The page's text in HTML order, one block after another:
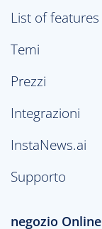
List of features
Temi
Prezzi
Integrazioni
InstaNews.ai
Supporto
negozio Online